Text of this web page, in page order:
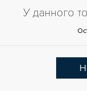
У данного